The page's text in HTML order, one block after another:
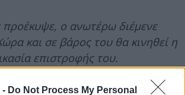
- Do Not Process My Personal
ο ανωτέρω διέμενε
και σε βάρος του θα κινηθεί η
επιστροφής του.